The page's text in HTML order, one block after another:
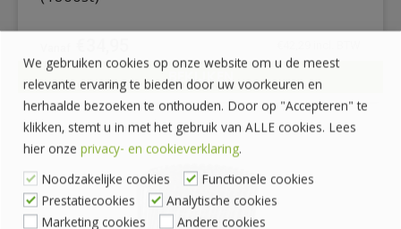
DETAILS
BEKIJKEN
We gebruiken cookies op onze website om u de meest
relevante ervaring te bieden door uw voorkeuren en
herhaalde bezoeken te onthouden. Door op "Accepteren" te
klikken, stemt u in met het gebruik van ALLE cookies. Lees
hier onze privacy- en cookieverklaring.
Noodzakelijke cookies
Functionele cookies
Prestatiecookies
Analytische cookies
Marketing cookies
Andere cookies